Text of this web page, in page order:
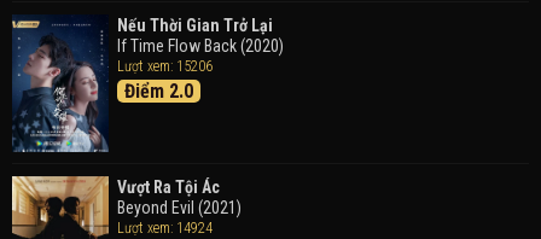
Trong Tranh
Doraemon the Movie: Nobita's Art World Tales (2025)
Tháng Ngày Tươi Đẹp
Nếu Thời Gian Trở Lại
If Time Flow Back (2020)
Lượt xem: 15206
Điểm 2.0
Vượt Ra Tội Ác
Beyond Evil (2021)
Lượt xem: 14924